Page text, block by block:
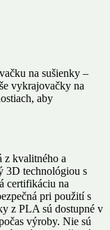
na sušienky –
vykrajovačky na
aby
z kvalitného a
3D technológiou s
certifikáciu na
pri použití s
z PLA sú dostupné v
výroby. Nie sú